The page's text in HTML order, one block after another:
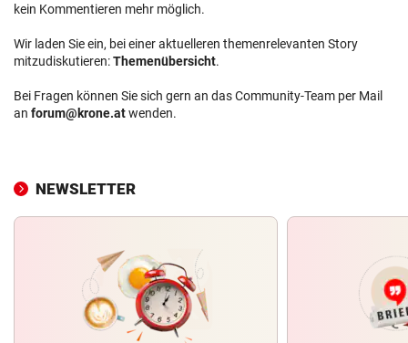
kein Kommentieren mehr möglich.
Wir laden Sie ein, bei einer aktuelleren themenrelevanten Story
mitzudiskutieren:Themenübersicht.
Bei Fragen können Sie sich gern an das Community-Team per Mail
an forum@krone.atwenden.
NEWSLETTER